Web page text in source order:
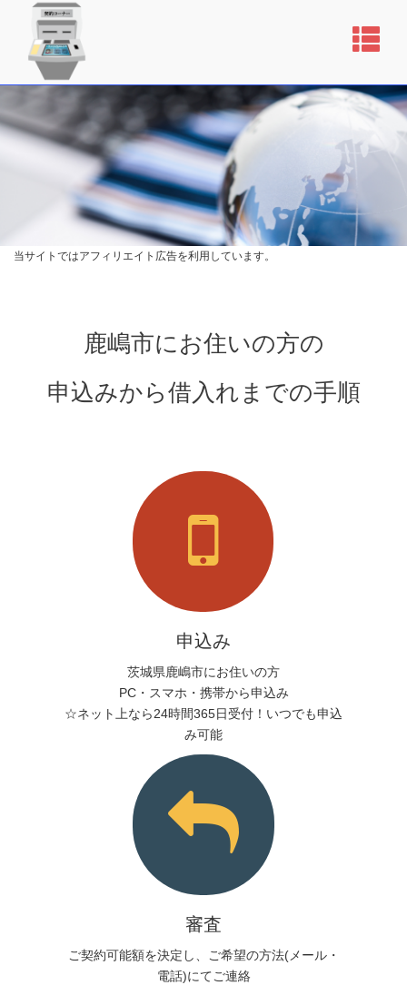
当サイトではアフィリエイト広告を利用しています。
鹿嶋市にお住いの方の
申込みから借入れまでの手順
申込み
茨城県鹿嶋市にお住いの方
PC・スマホ・携帯から申込み
☆ネット上なら24時間365日受付！いつでも申込
み可能
審査
ご契約可能額を決定し、ご希望の方法(メール・
電話)にてご連絡